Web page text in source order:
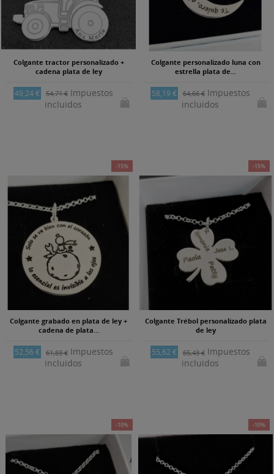
Colgante tractor personalizado +
cadena plata de ley
49,24 € 54,71 €Impuestos
incluidos
Colgante personalizado luna con
estrella plata de...
58,19 € 64,66 €Impuestos
incluidos
-15%
Colgante grabado en plata de ley +
cadena de plata...
52,56 € 61,83 €Impuestos
incluidos
-15%
Colgante Trébol personalizado plata
de ley
55,62 € 65,43 €Impuestos
incluidos
-10% -10%